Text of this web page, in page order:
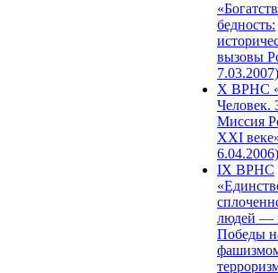
бедность:
вызовы
7.03.2007)
X ВРНС
Человек.
Миссия
XXI
6.04.2006)
IX ВРНС
людей —
Победы